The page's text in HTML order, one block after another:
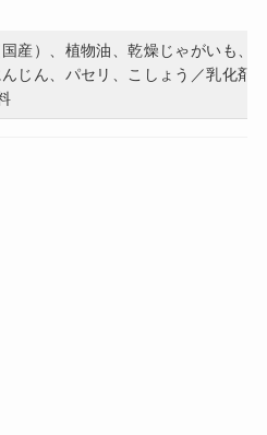
産）、植物油、乾燥じゃがいも、
じん、パセリ、こしょう／乳化剤